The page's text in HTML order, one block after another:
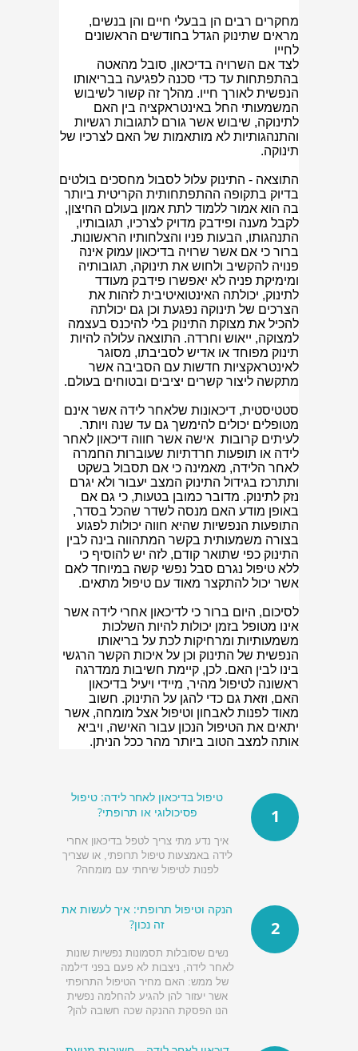
מחקרים רבים הן בבעלי חיים והן בנשים,
מראים שתינוק הגדל בחודשים הראשונים
לחייו
לצד אם השרויה בדיכאון, סובל מהאטה
בהתפתחות עד כדי סכנה לפגיעה בבריאותו
הנפשית לאורך חייו. מהלך זה קשור לשיבוש
המשמעותי החל באינטראקציה בין האם
לתינוקה, שיבוש אשר גורם לתגובות רגשיות
והתנהגותיות לא מותאמות של האם לצרכיו של
תינוקה.
התוצאה - התינוק עלול לסבול מחסכים בולטים
בדיוק בתקופה ההתפתחותית הקריטית ביותר
בה הוא אמור ללמוד לתת אמון בעולם החיצון,
לקבל מענה ופידבק מדויק לצרכיו, תגובותיו,
התנהגותו, הבעות פניו והצלחותיו הראשונות.
ברור כי אם אשר שרויה בדיכאון עמוק אינה
פנויה להקשיב ולחוש את תינוקה, תגובותיה
ומימיקת פניה לא יאפשרו פידבק מעודד
לתינוק, יכולתה האינטואיטיבית לזהות את
הצרכים של תינוקה נפגעת וכן גם יכולתה
להכיל את מצוקת התינוק בלי להיכנס בעצמה
למצוקה, ייאוש וחרדה. התוצאה עלולה להיות
תינוק מפוחד או אדיש לסביבתו, מסוגר
לאינטראקציות חדשות עם הסביבה אשר
מתקשה ליצור קשרים יציבים ובטוחים בעולם.
סטטיסטית, דיכאונות שלאחר לידה אשר אינם
מטופלים יכולים להימשך גם עד שנה ויותר.
לעיתים קרובות אישה אשר חווה דיכאון לאחר
לידה או תופעות חרדתיות שעוברות החמרה
לאחר הלידה, מאמינה כי אם תסבול בשקט
ותתרכז בגידול התינוק המצב יעבור ולא יגרם
נזק לתינוק. מדובר כמובן בטעות, כי גם אם
באופן מודע האם מנסה לשדר שהכל בסדר,
התופעות הנפשיות שהיא חווה יכולות לפגוע
בצורה משמעותית בקשר המתהווה בינה לבין
התינוק כפי שתואר קודם, לזה יש להוסיף כי
ללא טיפול נגרם סבל נפשי קשה במיוחד לאם
אשר יכול להתקצר מאוד עם טיפול מתאים.
לסיכום, היום ברור כי לדיכאון אחרי לידה אשר
אינו מטופל בזמן יכולות להיות השלכות
משמעותיות ומרחיקות לכת על בריאותו
הנפשית של התינוק וכן על איכות הקשר הרגשי
בינו לבין האם. לכן, קיימת חשיבות ממדרגה
ראשונה לטיפול מהיר, מיידי ויעיל בדיכאון
האם, וזאת גם כדי להגן על התינוק. חשוב
מאוד לפנות לאבחון וטיפול אצל מומחה, אשר
יתאים את הטיפול הנכון עבור האישה, ויביא
אותה למצב הטוב ביותר מהר ככל הניתן.
1
טיפול בדיכאון לאחר לידה: טיפול
פסיכולוגי או תרופתי?
איך נדע מתי צריך לטפל בדיכאון אחרי
לידה באמצעות טיפול תרופתי, או שצריך
לפנות לטיפול שיחתי עם מומחה?
2
הנקה וטיפול תרופתי: איך לעשות את
זה נכון?
נשים שסובלות תסמונות נפשיות שונות
לאחר לידה, ניצבות לא פעם בפני דילמה
של ממש: האם מחיר הטיפול התרופתי
אשר יעזור להן להגיע להחלמה נפשית
הנו הפסקת ההנקה שכה חשובה להן?